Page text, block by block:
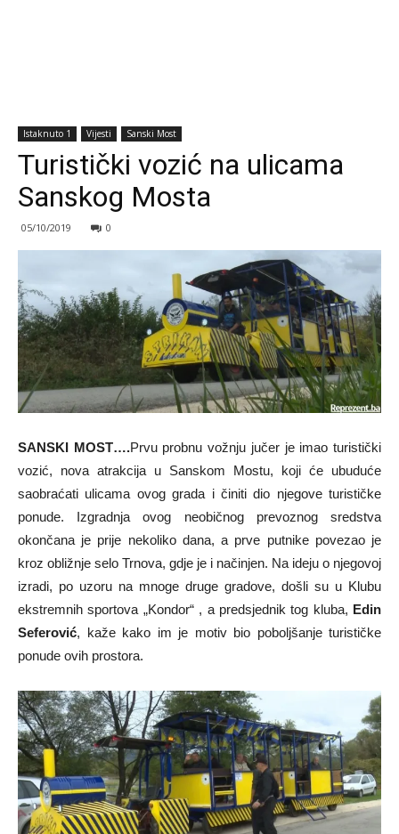
Istaknuto 1 Vijesti Sanski Most
Turistički vozić na ulicama
Sanskog Mosta
05/10/2019 0
SANSKI MOST….Prvu probnu vožnju jučer je imao turistički
vozić, nova atrakcija u Sanskom Mostu, koji će ubuduće
saobraćati ulicama ovog grada i činiti dio njegove turističke
ponude. Izgradnja ovog neobičnog prevoznog sredstva
okončana je prije nekoliko dana, a prve putnike povezao je
kroz obližnje selo Trnova, gdje je i načinjen. Na ideju o njegovoj
izradi, po uzoru na mnoge druge gradove, došli su u Klubu
ekstremnih sportova „Kondor“ , a predsjednik tog kluba, Edin
Seferović, kaže kako im je motiv bio poboljšanje turističke
ponude ovih prostora.